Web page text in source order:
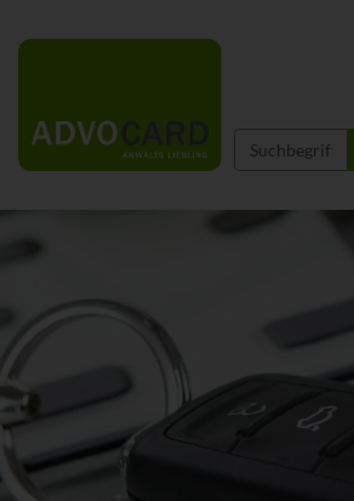
Suchbegriffe